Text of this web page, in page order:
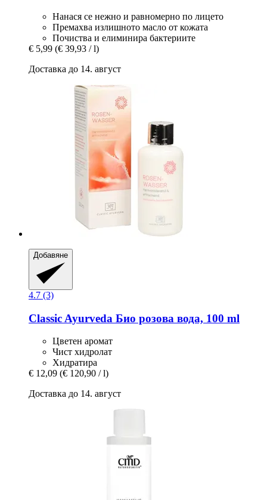
Нанася се нежно и равномерно по лицето
Премахва излишното масло от кожата
Почиства и елиминира бактериите
€ 5,99 (€ 39,93 / l)
Доставка до 14. август
Добавяне
4.7 (3)
Classic Ayurveda Био розова вода, 100 ml
Цветен аромат
Чист хидролат
Хидратира
€ 12,09 (€ 120,90 / l)
Доставка до 14. август